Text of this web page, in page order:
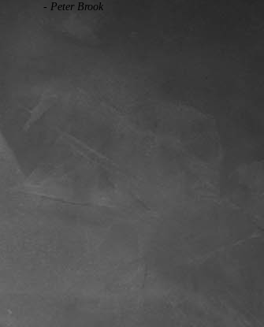
- Peter Brook